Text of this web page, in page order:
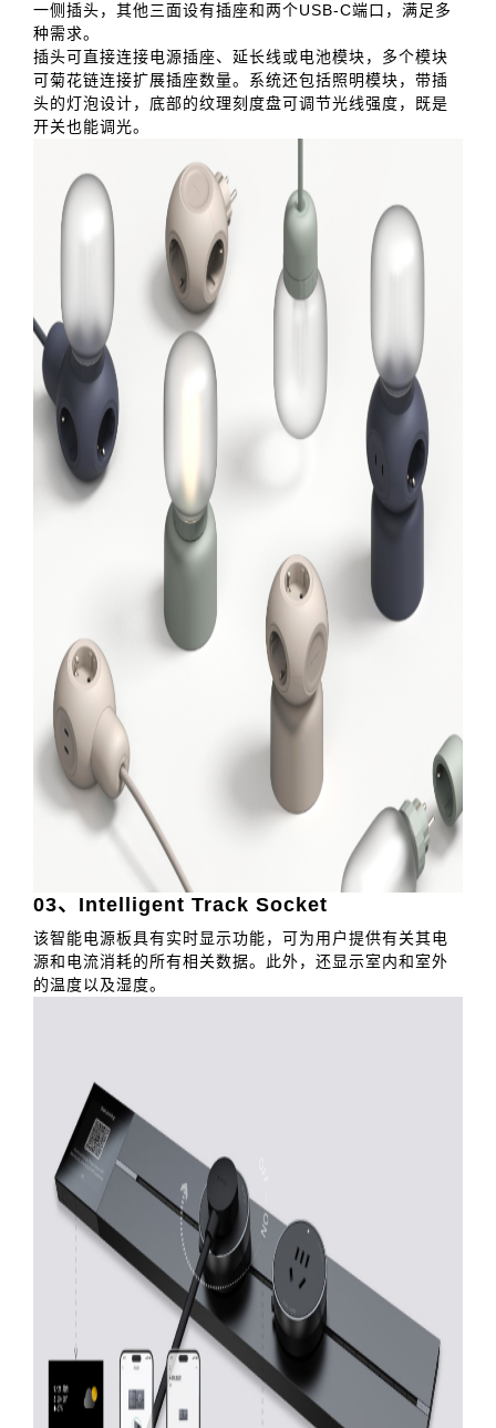
一侧插头，其他三面设有插座和两个USB-C端口，满足多
种需求。
插头可直接连接电源插座、延长线或电池模块，多个模块
可菊花链连接扩展插座数量。系统还包括照明模块，带插
头的灯泡设计，底部的纹理刻度盘可调节光线强度，既是
开关也能调光。
03、 Intelligent Track Socket
该智能电源板具有实时显示功能，可为用户提供有关其电
源和电流消耗的所有相关数据。此外，还显示室内和室外
的温度以及湿度。